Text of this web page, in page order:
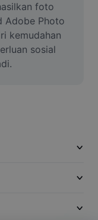
foto
Adobe Photo
kemudahan
sosial